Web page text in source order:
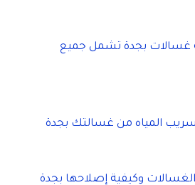
غسالات بجدة تشمل جميع